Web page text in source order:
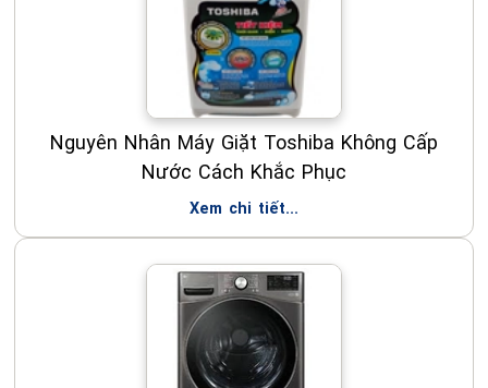
Nguyên Nhân Máy Giặt Toshiba Không Cấp
Nước Cách Khắc Phục
Xem chi tiết...